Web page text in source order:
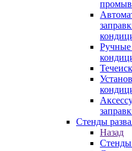
Ручные
Стенды
Назад
Стенды